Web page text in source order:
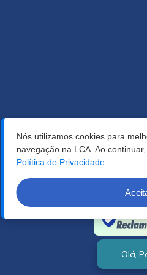
Nós utilizamos cookies para
navegação na LCA. Ao
Política de Privacidade.